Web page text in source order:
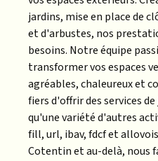
jardins, mise en place de
et d'arbustes, nos
besoins. Notre équipe
transformer vos espaces
agréables, chaleureux et
fiers d'offrir des services
qu'une variété d'autres
fill, url, ibav, fdcf et
Cotentin et au-delà, nous